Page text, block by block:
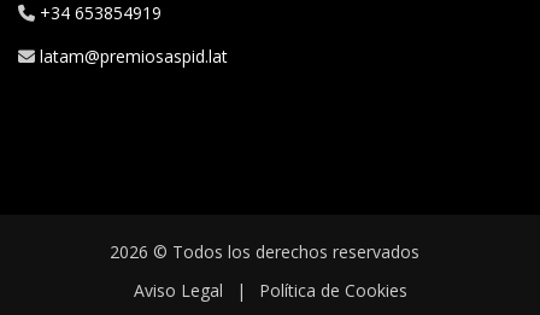
+34 653854919
latam@premiosaspid.lat
2026 © Todos los derechos reservados
Aviso Legal
| Política de Cookies